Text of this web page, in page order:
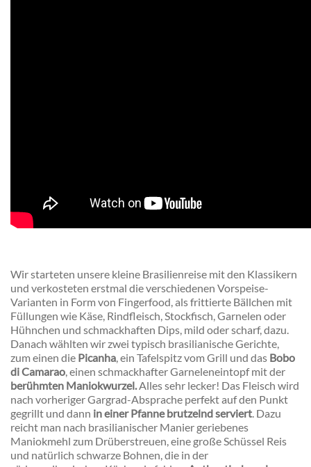
Wir starteten unsere kleine Brasilienreise mit den Klassikern
und verkosteten erstmal die verschiedenen Vorspeise-
Varianten in Form von Fingerfood, als frittierte Bällchen mit
Füllungen wie Käse, Rindfleisch, Stockfisch, Garnelen oder
Hühnchen und schmackhaften Dips, mild oder scharf, dazu.
Danach wählten wir zwei typisch brasilianische Gerichte,
zum einen die Picanha, ein Tafelspitz vom Grill und das Bobo
di Camarao, einen schmackhafter Garneleneintopf mit der
berühmten Maniokwurzel.Alles sehr lecker! Das Fleisch wird
nach vorheriger Gargrad-Absprache perfekt auf den Punkt
gegrillt und dann in einer Pfanne brutzelnd serviert. Dazu
reicht man nach brasilianischer Manier geriebenes
Maniokmehl zum Drüberstreuen, eine große Schüssel Reis
und natürlich schwarze Bohnen, die in der